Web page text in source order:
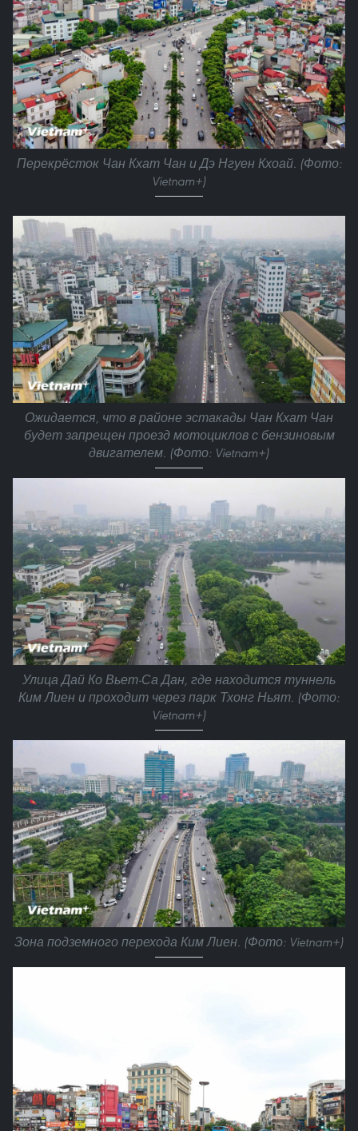
Перекрёсток Чан Кхат Чан и Дэ Нгуен Кхоай. (Фото:
Vietnam+)
Ожидается, что в районе эстакады Чан Кхат Чан
будет запрещен проезд мотоциклов с бензиновым
двигателем. (Фото: Vietnam+)
Улица Дай Ко Вьет-Са Дан, где находится туннель
Ким Лиен и проходит через парк Тхонг Ньят. (Фото:
Vietnam+)
Зона подземного перехода Ким Лиен. (Фото: Vietnam+)